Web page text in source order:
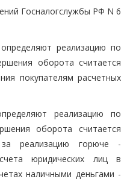
Госналогслужбы РФ N 6
реализацию по
оборота считается
покупателям расчетных
реализацию по
оборота считается
за реализацию горюче -
юридических лиц в
наличными деньгами -